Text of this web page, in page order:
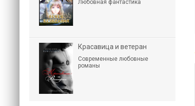
Любовная фантастика
Красавица и ветеран
Современные любовные
романы